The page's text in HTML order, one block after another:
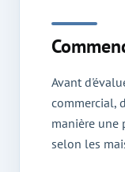
Avant
commercial,
manière une
selon les